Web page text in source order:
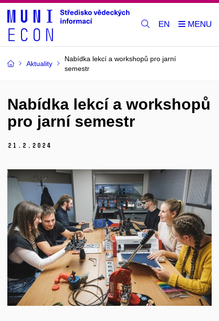
EN
Aktuality
Nabídka lekcí a workshopů pro jarní
semestr
Nabídka lekcí a workshopů
pro jarní semestr
21. 2. 2024